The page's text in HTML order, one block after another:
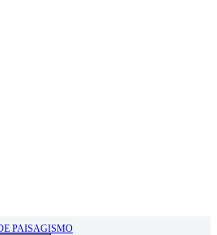
PAISAGISMO